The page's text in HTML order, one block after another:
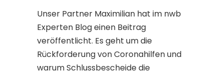
Unser Partner Maximilian hat im nwb
Experten Blog einen Beitrag
veröffentlicht. Es geht um die
Rückforderung von Coronahilfen und
warum Schlussbescheide die